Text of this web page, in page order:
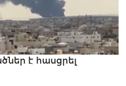
է հասցրել